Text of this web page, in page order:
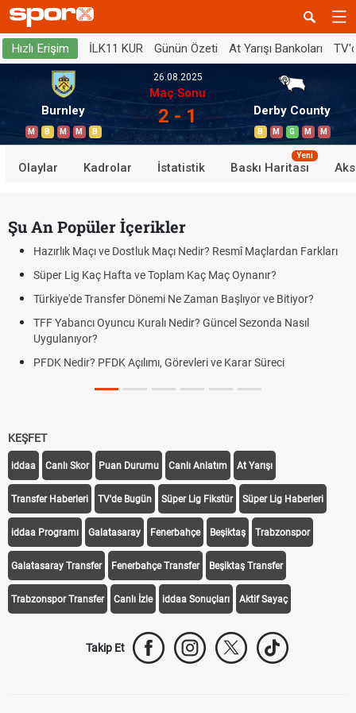
Hızlı Erişim İLK11 KUR Günün Özeti At Yarışı Bankoları
Burnley
M B M M B
26.08.2025
Maç Sonu
2 - 1 Derby County
B M G M M
Olaylar Kadrolar İstatistik Baskı Haritası
Yeni
Şu An Popüler İçerikler
Hazırlık Maçı ve Dostluk Maçı Nedir? Resmî Maçlardan Farkları
Süper Lig Kaç Hafta ve Toplam Kaç Maç Oynanır?
Türkiye'de Transfer Dönemi Ne Zaman Başlıyor ve Bitiyor?
TFF Yabancı Oyuncu Kuralı Nedir? Güncel Sezonda Nasıl
Uygulanıyor?
PFDK Nedir? PFDK Açılımı, Görevleri ve Karar Süreci
KEŞFET
iddaa Canlı Skor Puan Durumu Canlı Anlatım At Yarışı
Transfer Haberleri TV'de Bugün Süper Lig Fikstür Süper Lig Haberleri
iddaa Programı Galatasaray Fenerbahçe Beşiktaş Trabzonspor
Galatasaray Transfer Fenerbahçe Transfer Beşiktaş Transfer
Trabzonspor Transfer Canlı İzle iddaa Sonuçları Aktif Sayaç
Takip Et